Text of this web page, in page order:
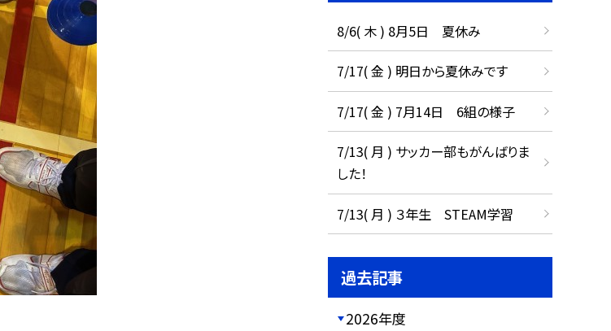
8/6( 木 ) 8月5日 夏休み
7/17( 金 ) 明日から夏休みです
7/17( 金 ) 7月14日 6組の様子
7/13( 月 ) サッカー部もがんばりま
した！
7/13( 月 ) ３年生 STEAM学習
過去記事
2026年度